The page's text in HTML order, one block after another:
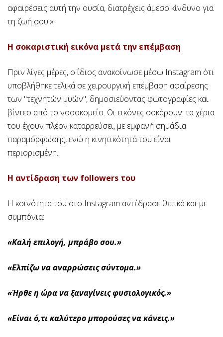
αφαιρέσεις αυτή την ουσία, διατρέχεις άμεσο κίνδυνο για
τη ζωή σου.»
Η σοκαριστική εικόνα μετά την επέμβαση
Πριν λίγες μέρες, ο ίδιος ανακοίνωσε μέσω Instagram ότι
υποβλήθηκε τελικά σε χειρουργική επέμβαση αφαίρεσης
των "τεχνητών μυών", δημοσιεύοντας φωτογραφίες και
βίντεο από το νοσοκομείο. Οι εικόνες σοκάρουν: τα χέρια
του έχουν πλέον καταρρεύσει, με εμφανή σημάδια
παραμόρφωσης, ενώ η κινητικότητά του είναι
περιορισμένη.
Η αντίδραση των followers του
Η κοινότητα του στο Instagram αντέδρασε θετικά και με
συμπόνια:
«Καλή επιλογή, μπράβο σου.»
«Ελπίζω να αναρρώσεις σύντομα.»
«Ήρθε η ώρα να ξαναγίνεις φυσιολογικός.»
«Είναι ό,τι καλύτερο μπορούσες να κάνεις.»